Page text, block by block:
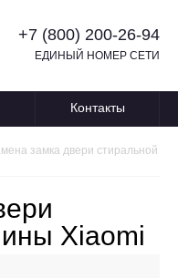
+7 (800) 200-26-94
ЕДИНЫЙ НОМЕР СЕТИ
Контакты
замка двери стиральной
Xiaomi